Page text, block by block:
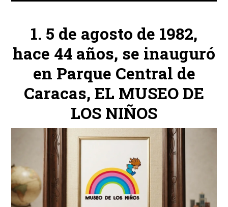
5 de agosto de 1982,
hace 44 años, se inauguró
en Parque Central de
Caracas, EL MUSEO DE
LOS NIÑOS